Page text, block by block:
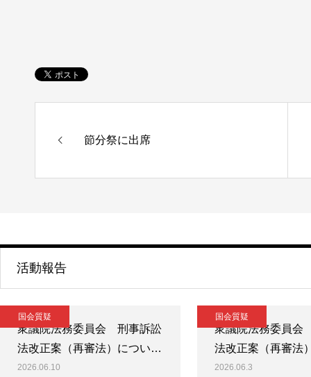
節分祭に出席
活動報告
国会質疑
衆議院法務委員会 刑事訴訟
法改正案（再審法）につい…
2026.06.10
国会質疑
衆議院法務委員
法改正案（再審法
2026.06.3